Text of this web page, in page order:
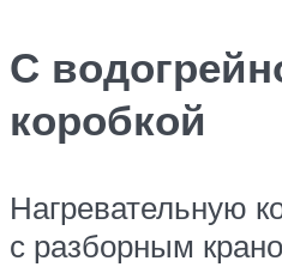
С
коробкой
Нагревательную
с разборным